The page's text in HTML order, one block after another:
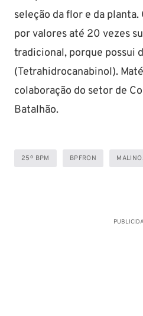
seleção da flor e da
por valores até 20 vezes
tradicional, porque possui
(Tetrahidrocanabinol).
colaboração do setor de
Batalhão.
25º BPM BPFRON